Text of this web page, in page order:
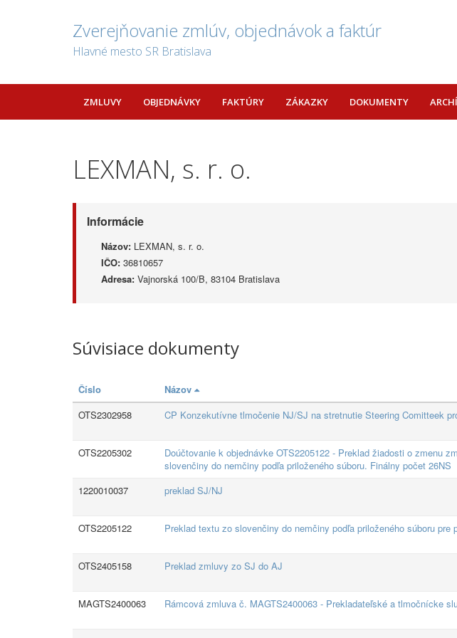
Zverejňovanie zmlúv, objednávok a faktúr
Hlavné mesto SR Bratislava
ZMLUVY OBJEDNÁVKY FAKTÚRY ZÁKAZKY DOKUMENTY
LEXMAN, s. r. o.
Informácie
Názov: LEXMAN, s. r. o.
IČO: 36810657
Adresa: Vajnorská 100/B, 83104 Bratislava
Súvisiace dokumenty
Číslo Názov
OTS2302958
CP Konzekutívne tlmočenie NJ/SJ na stretnutie Steering Comitteek
OTS2205302
Doúčtovanie k objednávke OTS2205122 - Preklad žiadosti o zmenu
slovenčiny do nemčiny podľa priloženého súboru. Finálny počet 26NS
1220010037 preklad SJ/NJ
OTS2205122 Preklad textu zo slovenčiny do nemčiny podľa priloženého súboru pre
OTS2405158 Preklad zmluvy zo SJ do AJ
MAGTS2400063 Rámcová zmluva č. MAGTS2400063 - Prekladateľské a tlmočnícke